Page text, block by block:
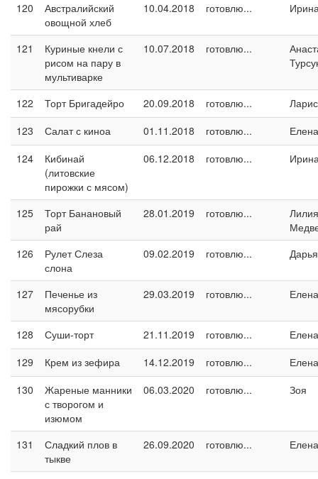
120
Австралийский
овощной хлеб
10.04.2018 готовлю...
121
Куриные кнели с
рисом на пару в
мультиварке
10.07.2018 готовлю...
122 Торт Бригадейро 20.09.2018 готовлю...
123
Салат с киноа 01.11.2018 готовлю...
124
Кибинай
(литовские
пирожки с мясом)
06.12.2018 готовлю...
125
Торт Банановый
рай
28.01.2019 готовлю...
Лилия
126
Рулет Слеза
слона
09.02.2019 готовлю... Дарья
127
Печенье из
мясорубки
29.03.2019 готовлю...
128 Суши-торт 21.11.2019 готовлю...
129
Крем из зефира 14.12.2019 готовлю...
130
Жареные манники
с творогом и
изюмом
06.03.2020 готовлю... Зоя
131
Сладкий плов в
тыкве
26.09.2020 готовлю...